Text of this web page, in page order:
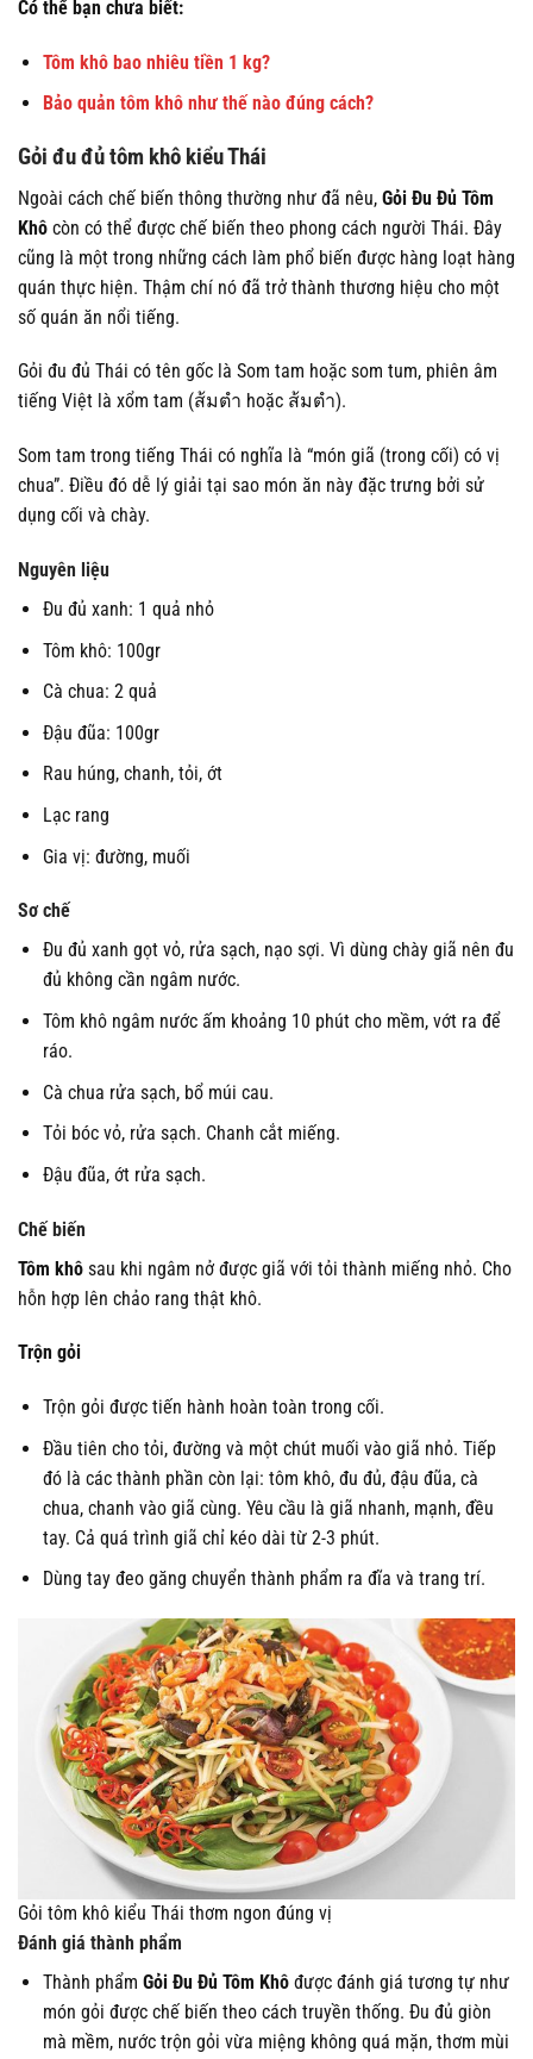
Có thể bạn chưa biết:
Tôm khô bao nhiêu tiền 1 kg?
Bảo quản tôm khô như thế nào đúng cách?
Gỏi đu đủ tôm khô kiểu Thái
Ngoài cách chế biến thông thường như đã nêu, Gỏi Đu Đủ Tôm
Khô còn có thể được chế biến theo phong cách người Thái. Đây
cũng là một trong những cách làm phổ biến được hàng loạt hàng
quán thực hiện. Thậm chí nó đã trở thành thương hiệu cho một
số quán ăn nổi tiếng.
Gỏi đu đủ Thái có tên gốc là Som tam hoặc som tum, phiên âm
tiếng Việt là xổm tam (ส้มตำ hoặc ส้มตำ).
Som tam trong tiếng Thái có nghĩa là “món giã (trong cối) có vị
chua”. Điều đó dễ lý giải tại sao món ăn này đặc trưng bởi sử
dụng cối và chày.
Nguyên liệu
Đu đủ xanh: 1 quả nhỏ
Tôm khô: 100gr
Cà chua: 2 quả
Đậu đũa: 100gr
Rau húng, chanh, tỏi, ớt
Lạc rang
Gia vị: đường, muối
Sơ chế
Đu đủ xanh gọt vỏ, rửa sạch, nạo sợi. Vì dùng chày giã nên đu
đủ không cần ngâm nước.
Tôm khô ngâm nước ấm khoảng 10 phút cho mềm, vớt ra để
ráo.
Cà chua rửa sạch, bổ múi cau.
Tỏi bóc vỏ, rửa sạch. Chanh cắt miếng.
Đậu đũa, ớt rửa sạch.
Chế biến
Tôm khô sau khi ngâm nở được giã với tỏi thành miếng nhỏ. Cho
hỗn hợp lên chảo rang thật khô.
Trộn gỏi
Trộn gỏi được tiến hành hoàn toàn trong cối.
Đầu tiên cho tỏi, đường và một chút muối vào giã nhỏ. Tiếp
đó là các thành phần còn lại: tôm khô, đu đủ, đậu đũa, cà
chua, chanh vào giã cùng. Yêu cầu là giã nhanh, mạnh, đều
tay. Cả quá trình giã chỉ kéo dài từ 2-3 phút.
Dùng tay đeo găng chuyển thành phẩm ra đĩa và trang trí.
Gỏi tôm khô kiểu Thái thơm ngon đúng vị
Đánh giá thành phẩm
Thành phẩm Gỏi Đu Đủ Tôm Khôđược đánh giá tương tự như
món gỏi được chế biến theo cách truyền thống. Đu đủ giòn
mà mềm, nước trộn gỏi vừa miệng không quá mặn, thơm mùi